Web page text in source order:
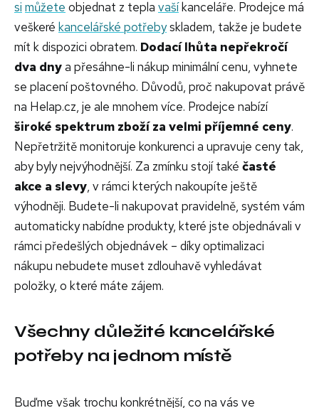
si můžete objednat z tepla vašíkanceláře. Prodejce má
veškeré kancelářské potřebyskladem, takže je budete
mít k dispozici obratem. Dodací lhůta nepřekročí
dva dnya přesáhne-li nákup minimální cenu, vyhnete
se placení poštovného. Důvodů, proč nakupovat právě
na Helap.cz, je ale mnohem více. Prodejce nabízí
široké spektrum zboží za velmi příjemné ceny.
Nepřetržitě monitoruje konkurenci a upravuje ceny tak,
aby byly nejvýhodnější. Za zmínku stojí také časté
akce a slevy, v rámci kterých nakoupíte ještě
výhodněji. Budete-li nakupovat pravidelně, systém vám
automaticky nabídne produkty, které jste objednávali v
rámci předešlých objednávek – díky optimalizaci
nákupu nebudete muset zdlouhavě vyhledávat
položky, o které máte zájem.
Všechny důležité kancelářské
potřeby na jednom místě
Buďme však trochu konkrétnější, co na vás ve